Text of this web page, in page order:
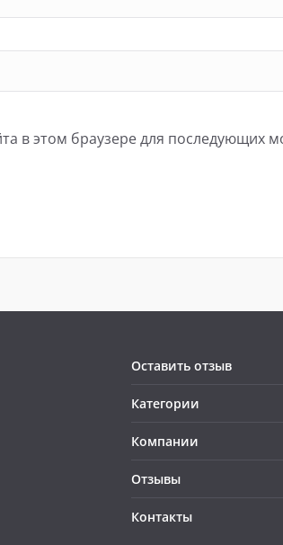
в этом браузере для последующих
Оставить отзыв
Категории
Компании
Отзывы
Контакты